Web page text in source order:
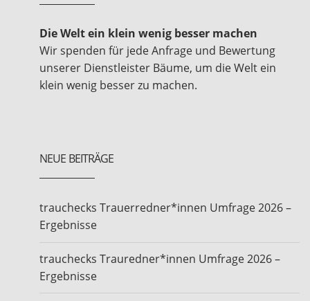
Die Welt ein klein wenig besser machen
Wir spenden für jede Anfrage und Bewertung
unserer Dienstleister Bäume, um die Welt ein
klein wenig besser zu machen.
NEUE BEITRÄGE
trauchecks Trauerredner*innen Umfrage 2026 –
Ergebnisse
trauchecks Trauredner*innen Umfrage 2026 –
Ergebnisse